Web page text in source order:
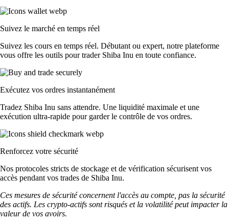
Suivez le marché en temps réel
Suivez les cours en temps réel. Débutant ou expert, notre plateforme
vous offre les outils pour trader Shiba Inu en toute confiance.
Exécutez vos ordres instantanément
Tradez Shiba Inu sans attendre. Une liquidité maximale et une
exécution ultra-rapide pour garder le contrôle de vos ordres.
Renforcez votre sécurité
Nos protocoles stricts de stockage et de vérification sécurisent vos
accès pendant vos trades de Shiba Inu.
Ces mesures de sécurité concernent l'accès au compte, pas la sécurité
des actifs. Les crypto-actifs sont risqués et la volatilité peut impacter la
valeur de vos avoirs.